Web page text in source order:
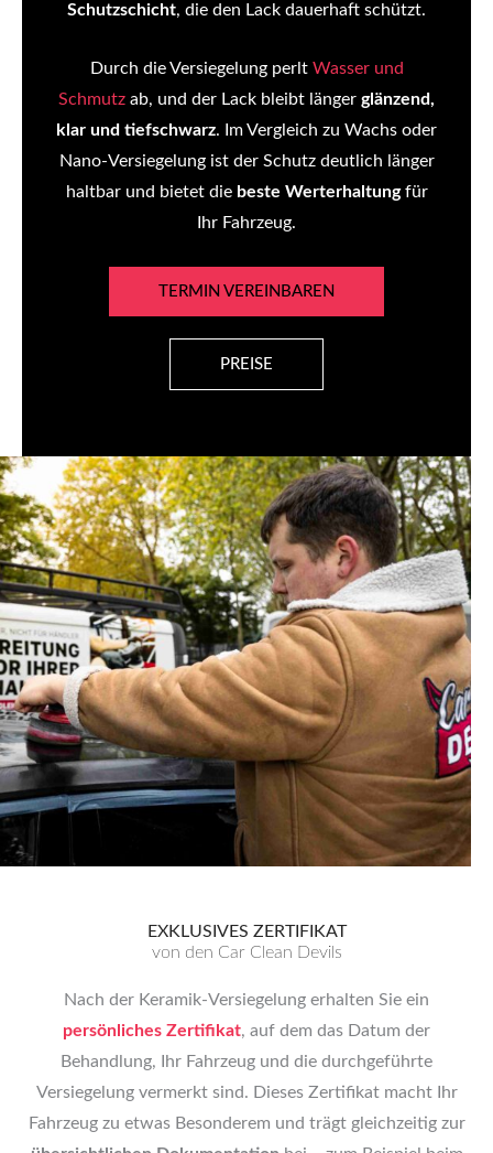
Schutzschicht, die den Lack dauerhaft schützt.
Durch die Versiegelung perlt Wasser und
Schmutz ab, und der Lack bleibt länger glänzend,
klar und tiefschwarz. Im Vergleich zu Wachs oder
Nano-Versiegelung ist der Schutz deutlich länger
haltbar und bietet die beste Werterhaltungfür
Ihr Fahrzeug.
TERMIN VEREINBAREN
PREISE
EXKLUSIVES ZERTIFIKAT
von den Car Clean Devils
Nach der Keramik-Versiegelung erhalten Sie ein
persönliches Zertifikat, auf dem das Datum der
Behandlung, Ihr Fahrzeug und die durchgeführte
Versiegelung vermerkt sind. Dieses Zertifikat macht Ihr
Fahrzeug zu etwas Besonderem und trägt gleichzeitig zur